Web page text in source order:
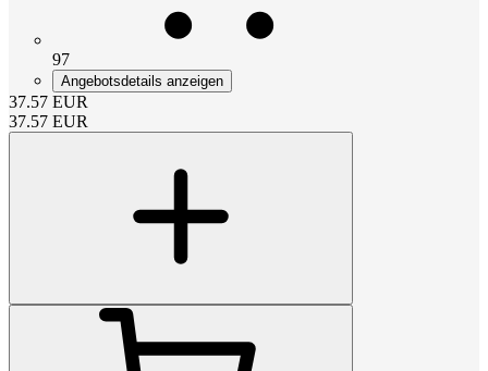
97
Angebotsdetails anzeigen
37.57 EUR
37.57 EUR